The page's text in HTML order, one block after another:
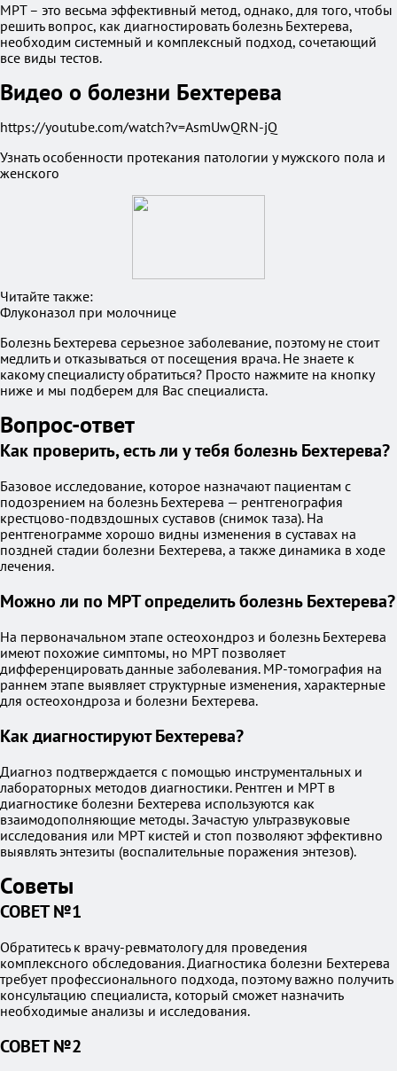
МРТ – это весьма эффективный метод, однако, для того, чтобы
решить вопрос, как диагностировать болезнь Бехтерева,
необходим системный и комплексный подход, сочетающий
все виды тестов.
Видео о болезни Бехтерева
https://youtube.com/watch?v=AsmUwQRN-jQ
Узнать особенности протекания патологии у мужского пола и
женского
Читайте также:
Флуконазол при молочнице
Болезнь Бехтерева серьезное заболевание, поэтому не стоит
медлить и отказываться от посещения врача. Не знаете к
какому специалисту обратиться? Просто нажмите на кнопку
ниже и мы подберем для Вас специалиста.
Вопрос-ответ
Как проверить, есть ли у тебя болезнь Бехтерева?
Базовое исследование, которое назначают пациентам с
подозрением на болезнь Бехтерева — рентгенография
крестцово-подвздошных суставов (снимок таза). На
рентгенограмме хорошо видны изменения в суставах на
поздней стадии болезни Бехтерева, а также динамика в ходе
лечения.
Можно ли по МРТ определить болезнь Бехтерева?
На первоначальном этапе остеохондроз и болезнь Бехтерева
имеют похожие симптомы, но МРТ позволяет
дифференцировать данные заболевания. МР-томография на
раннем этапе выявляет структурные изменения, характерные
для остеохондроза и болезни Бехтерева.
Как диагностируют Бехтерева?
Диагноз подтверждается с помощью инструментальных и
лабораторных методов диагностики. Рентген и МРТ в
диагностике болезни Бехтерева используются как
взаимодополняющие методы. Зачастую ультразвуковые
исследования или МРТ кистей и стоп позволяют эффективно
выявлять энтезиты (воспалительные поражения энтезов).
Советы
СОВЕТ №1
Обратитесь к врачу-ревматологу для проведения
комплексного обследования. Диагностика болезни Бехтерева
требует профессионального подхода, поэтому важно получить
консультацию специалиста, который сможет назначить
необходимые анализы и исследования.
СОВЕТ №2